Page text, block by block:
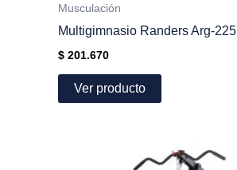
Musculación
Multigimnasio Randers Arg-225
$ 201.670
Ver producto